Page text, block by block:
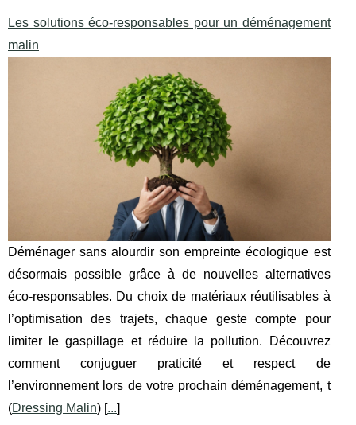
Les solutions éco-responsables pour un déménagement
malin
Déménager sans alourdir son empreinte écologique est
désormais possible grâce à de nouvelles alternatives
éco-responsables. Du choix de matériaux réutilisables à
l’optimisation des trajets, chaque geste compte pour
limiter le gaspillage et réduire la pollution. Découvrez
comment conjuguer praticité et respect de
l’environnement lors de votre prochain déménagement, t
(Dressing Malin) [...]